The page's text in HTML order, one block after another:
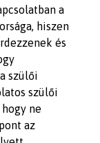
a
hiszen
és
szülői
szülői
ne
az